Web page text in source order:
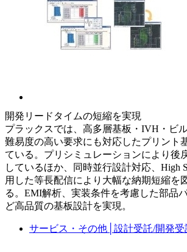
開発リードタイムの短縮を実現
プラックスでは、高多層基板・IVH・ビ
難易度の高い要求にも対応したプリント
ている。プリシミュレーションにより後
しているほか、同時並行設計対応、High
用した等長配信により大幅な納期短縮を
る。EMI解析、実装条件を考慮した部品
ど高品質の基板設計を実現。
サービス・その他 設計受託/開発受